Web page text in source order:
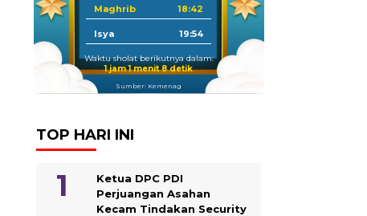
Maghrib 18:42
Isya 19:54
Waktu sholat berikutnya dalam:
1 jam 1 menit 7 detik
Sumber: Kemenag
TOP HARI INI
Ketua DPC PDI
Perjuangan Asahan
Kecam Tindakan Security